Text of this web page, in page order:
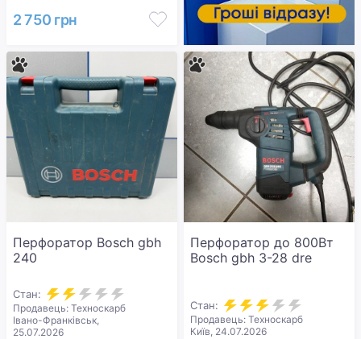
2 750 грн
Перфоратор Bosch gbh
240
Стан:
Продавець: Техноскарб
Івано-Франківськ,
25.07.2026
Перфоратор до 800Вт
Bosch gbh 3-28 dre
Стан:
Продавець: Техноскарб
Київ, 24.07.2026